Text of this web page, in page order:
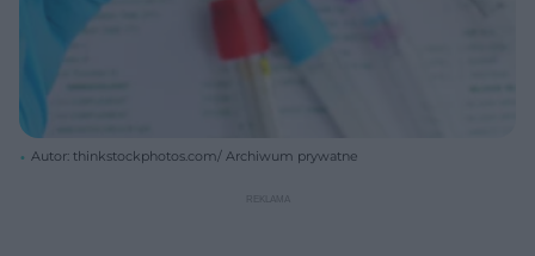
Autor: thinkstockphotos.com/ Archiwum prywatne